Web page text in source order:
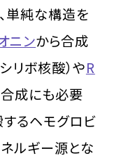
単純な構造を
ニンから合成
リボ核酸）やR
成にも必要
るヘモグロビ
ルギー源とな